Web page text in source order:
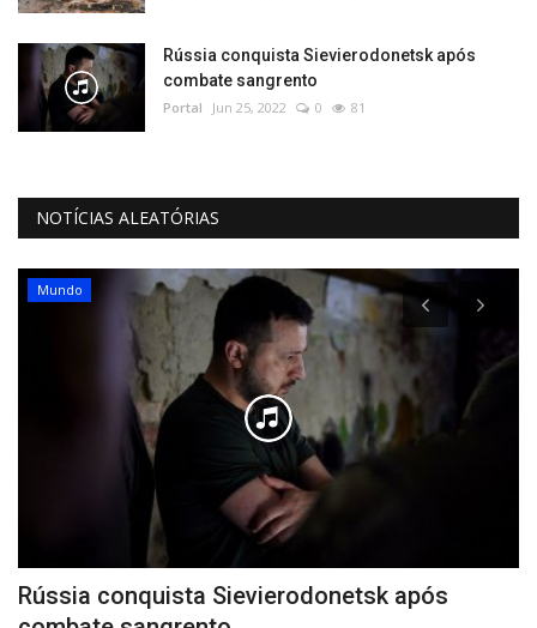
Rússia conquista Sievierodonetsk após
combate sangrento
Portal Jun 25, 2022 0 81
NOTÍCIAS ALEATÓRIAS
Mundo
Rússia conquista Sievierodonetsk após